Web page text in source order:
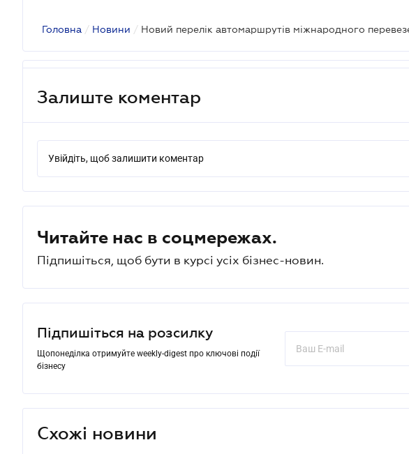
Головна / Новини /
Залиште коментар
Увійдіть, щоб залишити коментар
Читайте нас в соцмережах.
Підпишіться, щоб бути в курсі усіх бізнес-новин.
Підпишіться на розсилку
Щопонеділка отримуйте weekly-digest про ключові події
бізнесу
Схожі новини